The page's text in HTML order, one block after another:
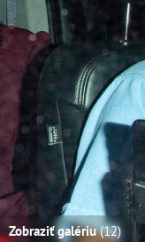
Zobraziť galériu(12)